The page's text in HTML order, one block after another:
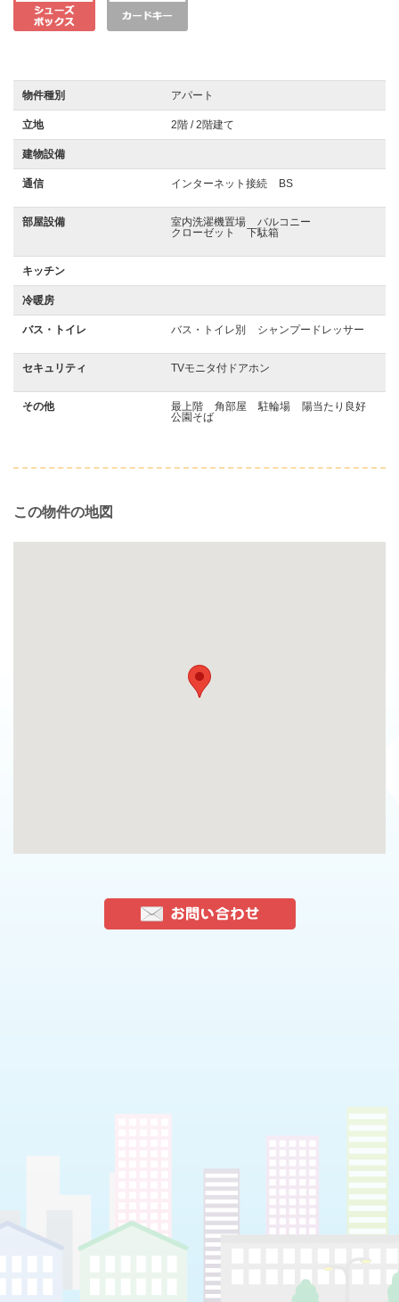
物件種別 アパート
立地 2階 / 2階建て
建物設備
通信 インターネット接続 BS
部屋設備 室内洗濯機置場
バルコニー
クローゼット
下駄箱
キッチン
冷暖房
バス・トイレ バス・トイレ別 シャンプードレッサー
セキュリティ TVモニタ付ドアホン
その他 最上階 角部屋 駐輪場
陽当たり良好
公園そば
この物件の地図